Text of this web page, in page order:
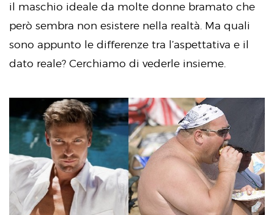
il maschio ideale da molte donne bramato che
però sembra non esistere nella realtà. Ma quali
sono appunto le differenze tra l’aspettativa e il
dato reale? Cerchiamo di vederle insieme.